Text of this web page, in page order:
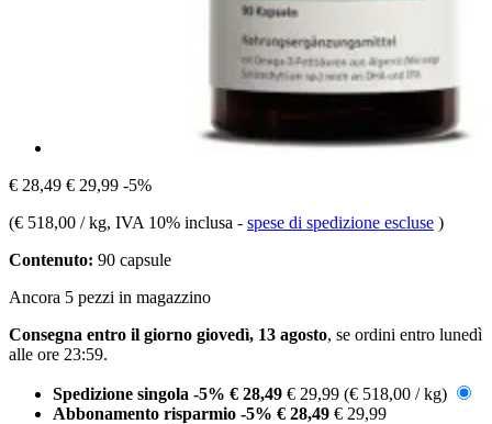
€ 28,49 € 29,99 -5%
(€ 518,00 / kg, IVA 10% inclusa - spese di spedizione escluse )
Contenuto: 90 capsule
Ancora 5 pezzi in magazzino
Consegna entro il giorno giovedì, 13 agosto, se ordini entro lunedì
alle ore 23:59.
Spedizione singola -5% € 28,49 € 29,99 (€ 518,00 / kg)
Abbonamento risparmio -5% € 28,49 € 29,99